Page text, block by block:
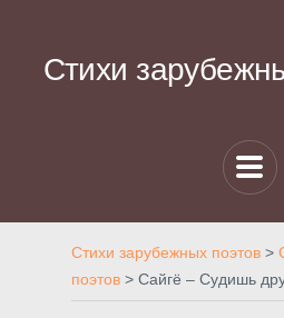
Стихи
Стихи зарубежных поэтов >
поэтов > Сайгё – Судишь